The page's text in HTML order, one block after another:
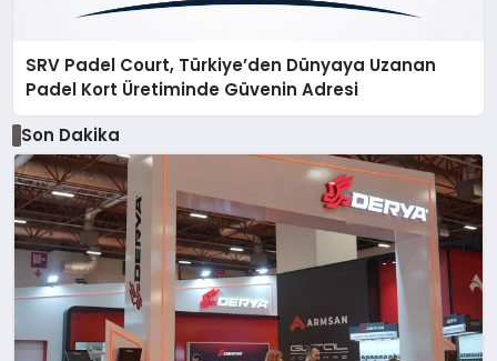
SRV Padel Court, Türkiye’den Dünyaya Uzanan
Padel Kort Üretiminde Güvenin Adresi
Son Dakika